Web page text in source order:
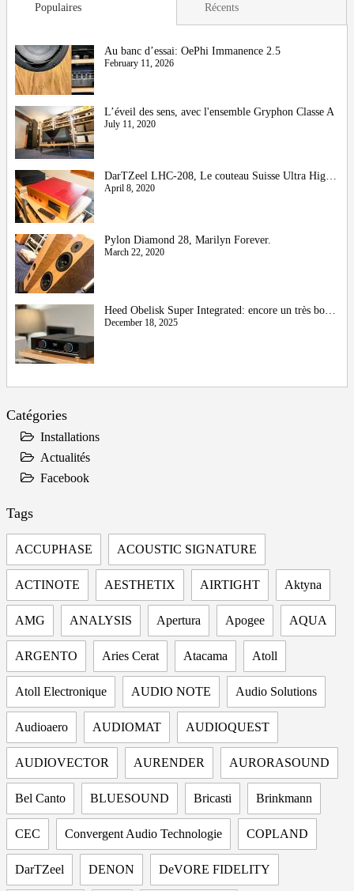
Populaires
Au banc d’essai: OePhi Immanence 2.5
February 11, 2026
L’éveil des sens, avec l'ensemble Gryphon Classe A
July 11, 2020
DarTZeel LHC-208, Le couteau Suisse Ultra High-End
April 8, 2020
Pylon Diamond 28, Marilyn Forever.
March 22, 2020
Heed Obelisk Super Integrated: encore un très bon cru !
December 18, 2025
Récents
Catégories
Installations
Actualités
Facebook
Tags
ACCUPHASE ACOUSTIC SIGNATURE
ACTINOTE AESTHETIX AIRTIGHT Aktyna
AMG ANALYSIS Apertura Apogee AQUA
ARGENTO Aries Cerat Atacama Atoll
Atoll Electronique AUDIO NOTE Audio Solutions
Audioaero AUDIOMAT AUDIOQUEST
AUDIOVECTOR AURENDER AURORASOUND
Bel Canto BLUESOUND Bricasti Brinkmann
CEC Convergent Audio Technologie COPLAND
DarTZeel DENON DeVORE FIDELITY